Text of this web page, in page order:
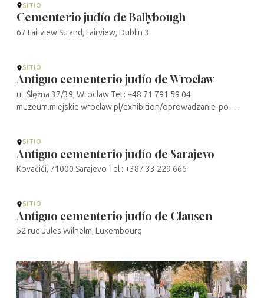
SITIO
Cementerio judío de Ballybough
67 Fairview Strand, Fairview, Dublin 3
SITIO
Antiguo cementerio judío de Wroclaw
ul. Ślężna 37/39, Wroclaw Tel : +48 71 791 59 04
muzeum.miejskie.wroclaw.pl/exhibition/oprowadzanie-po-
SITIO
Antiguo cementerio judío de Sarajevo
Kovačići, 71000 Sarajevo Tel : +387 33 229 666
SITIO
Antiguo cementerio judío de Clausen
52 rue Jules Wilhelm, Luxembourg